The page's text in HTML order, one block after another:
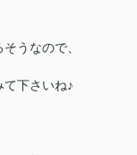
うなので、
て下さいね♪